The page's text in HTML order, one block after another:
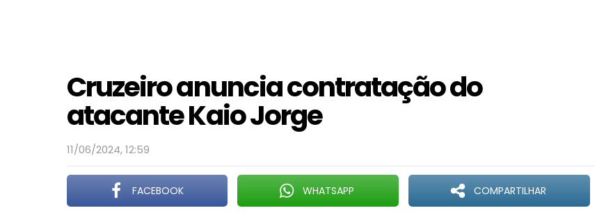
Cruzeiro anuncia contratação do
atacante Kaio Jorge
11/06/2024, 12:59
FACEBOOK WHATSAPP COMPARTILHAR